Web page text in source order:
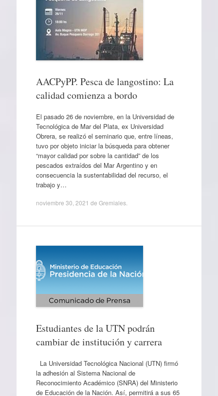
AACPyPP. Pesca de langostino: La
calidad comienza a bordo
El pasado 26 de noviembre, en la Universidad de
Tecnológica de Mar del Plata, ex Universidad
Obrera, se realizó el seminario que, entre líneas,
tuvo por objeto iniciar la búsqueda para obtener
“mayor calidad por sobre la cantidad” de los
pescados extraídos del Mar Argentino y en
consecuencia la sustentabilidad del recurso, el
trabajo y…
noviembre 30, 2021 de Gremiales.
Estudiantes de la UTN podrán
cambiar de institución y carrera
La Universidad Tecnológica Nacional (UTN) firmó
la adhesión al Sistema Nacional de
Reconocimiento Académico (SNRA) del Ministerio
de Educación de la Nación. Así, permitirá a sus 65